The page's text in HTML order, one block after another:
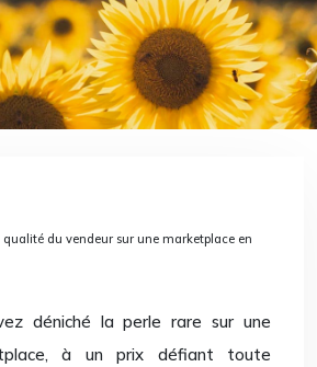
du vendeur sur une marketplace en
à un prix défiant toute